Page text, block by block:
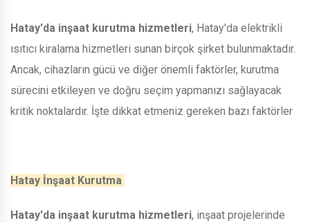
Hatay'da inşaat kurutma hizmetleri, Hatay'da elektrikli
ısıtıcı kiralama hizmetleri sunan birçok şirket bulunmaktadır.
Ancak, cihazların gücü ve diğer önemli faktörler, kurutma
sürecini etkileyen ve doğru seçim yapmanızı sağlayacak
kritik noktalardır. İşte dikkat etmeniz gereken bazı faktörler
Hatay İnşaat Kurutma
Hatay'da inşaat kurutma hizmetleri, inşaat projelerinde